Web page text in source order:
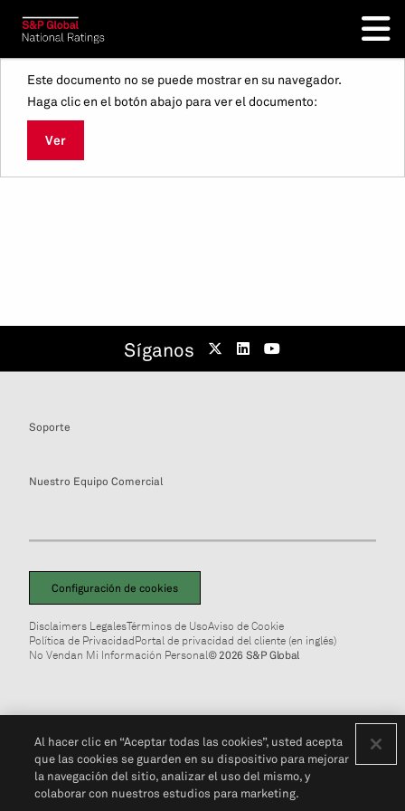
Este documento no se puede mostrar en su navegador.
Haga clic en el botón abajo para ver el documento:
Ver
Síganos
Soporte
Nuestro Equipo Comercial
Configuración de cookies
Disclaimers LegalesTérminos de UsoAviso de Cookie
Política de PrivacidadPortal de privacidad del cliente (en inglés)
No Vendan Mi Información Personal© 2026 S&P Global
Al hacer clic en “Aceptar todas las cookies”, usted acepta
que las cookies se guarden en su dispositivo para mejorar
la navegación del sitio, analizar el uso del mismo, y
colaborar con nuestros estudios para marketing.